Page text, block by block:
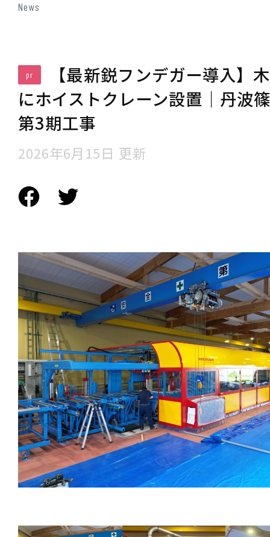
News
pr
【最新鋭フンデガー導入】
にホイストクレーン設置｜丹波
第3期工事
2026年6月15日 更新